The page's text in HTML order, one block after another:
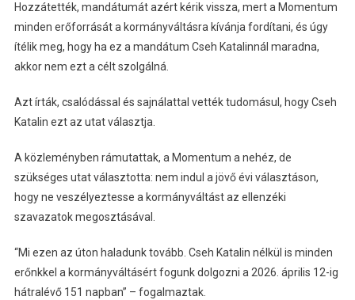
Hozzátették, mandátumát azért kérik vissza, mert a Momentum
minden erőforrását a kormányváltásra kívánja fordítani, és úgy
ítélik meg, hogy ha ez a mandátum Cseh Katalinnál maradna,
akkor nem ezt a célt szolgálná.
Azt írták, csalódással és sajnálattal vették tudomásul, hogy Cseh
Katalin ezt az utat választja.
A közleményben rámutattak, a Momentum a nehéz, de
szükséges utat választotta: nem indul a jövő évi választáson,
hogy ne veszélyeztesse a kormányváltást az ellenzéki
szavazatok megosztásával.
“Mi ezen az úton haladunk tovább. Cseh Katalin nélkül is minden
erőnkkel a kormányváltásért fogunk dolgozni a 2026. április 12-ig
hátralévő 151 napban” – fogalmaztak.